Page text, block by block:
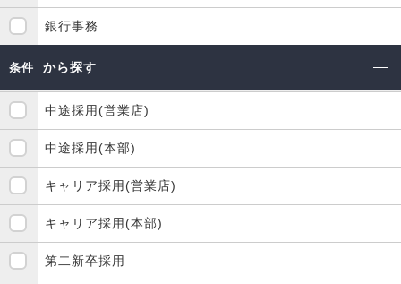
銀行事務
条件 から探す
中途採用(営業店)
中途採用(本部)
キャリア採用(営業店)
キャリア採用(本部)
第二新卒採用